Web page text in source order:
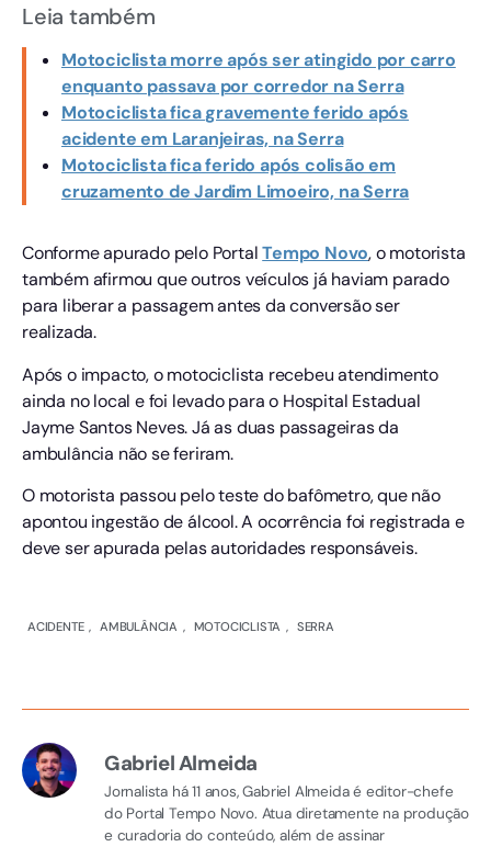
Leia também
Motociclista morre após ser atingido por carro
enquanto passava por corredor na Serra
Motociclista fica gravemente ferido após
acidente em Laranjeiras, na Serra
Motociclista fica ferido após colisão em
cruzamento de Jardim Limoeiro, na Serra
Conforme apurado pelo PortalTempo Novo, o motorista
também afirmou que outros veículos já haviam parado
para liberar a passagem antes da conversão ser
realizada.
Após o impacto, o motociclista recebeu atendimento
ainda no local e foi levado para o Hospital Estadual
Jayme Santos Neves. Já as duas passageiras da
ambulância não se feriram.
O motorista passou pelo teste do bafômetro, que não
apontou ingestão de álcool. A ocorrência foi registrada e
deve ser apurada pelas autoridades responsáveis.
ACIDENTE , AMBULÂNCIA , MOTOCICLISTA , SERRA
Gabriel Almeida
Jornalista há 11 anos, Gabriel Almeida é editor-chefe
do Portal Tempo Novo. Atua diretamente na produção
e curadoria do conteúdo, além de assinar